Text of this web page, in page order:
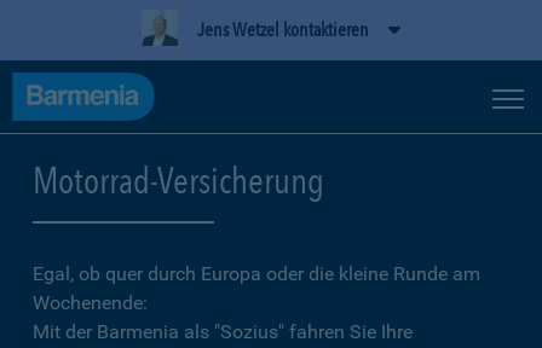
Jens Wetzel kontaktieren
Motorrad-Versicherung
Egal, ob quer durch Europa oder die kleine Runde am
Wochenende:
Mit der Barmenia als "Sozius" fahren Sie Ihre